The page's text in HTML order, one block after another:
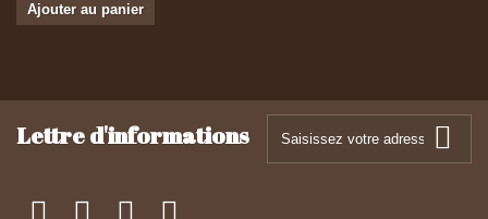
Ajouter au panier
Lettre d'informations